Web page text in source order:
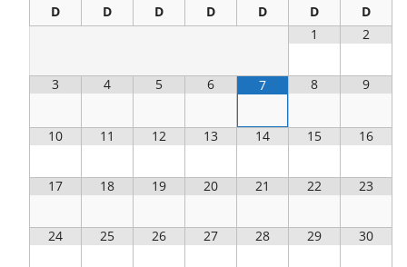
D D D D D D
D
1
2
3 4 5 6 7 8 9
10 11 12 13 14 15 16
17 18 19 20 21 22 23
24 25 26 27 28 29 30